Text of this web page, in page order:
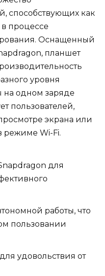
способствующих как
в процессе
Оснащенный
планшет
уровня
на одном заряде
пользователей,
экрана или
режиме Wi-Fi.
для
работы, что
пользовании
удовольствия от